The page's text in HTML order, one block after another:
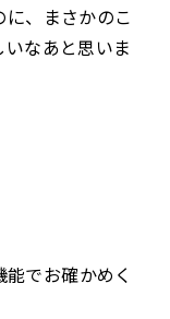
、まさかのこ
なあと思いま
でお確かめく